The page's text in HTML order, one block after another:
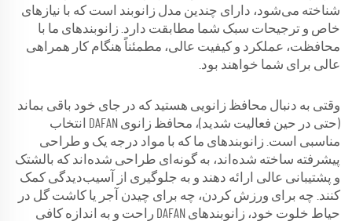
شناخته می‌شود، دارای چندین مدل زانوبند است که با نیازهای
خاص و ترجیحات سبک شما مطابقت دارد. زانوبندهای ما با
محافظت، عملکرد و کیفیت عالی، مطمئناً هنگام کار همراهی
عالی برای شما خواهند بود.
وقتی به دنبال محافظ زانویی هستید که در جای خود باقی بماند
(حتی در حین فعالیت شدید)، محافظ زانوی DAFAN انتخاب
مناسبی است. زانوبندهای ما که با مواد درجه یک و طراحی
پیشرفته ساخته شده‌اند، به گونه‌ای طراحی شده‌اند که بالشتک
و پشتیبانی عالی ارائه دهند و به جلوگیری از آسیب‌دیدگی کمک
کنند. چه برای ورزش کردن، چه برای چیدن آجر یا کاشت گل در
حیاط خلوت خود، زانوبندهای DAFAN راحت و به اندازه کافی